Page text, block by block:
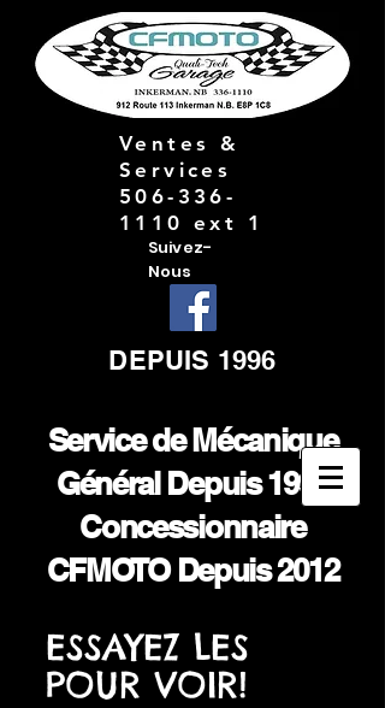
Ventes &
Services
506-336-
1110 ext 1
Suivez-
Nous
DEPUIS 1996
Service de Mécanique
Général Depuis 1996
Concessionnaire
CFMOTO Depuis 2012
ESSAYEZ LES
POUR VOIR!